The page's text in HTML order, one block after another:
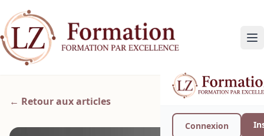
Connexion
← Retour aux articles